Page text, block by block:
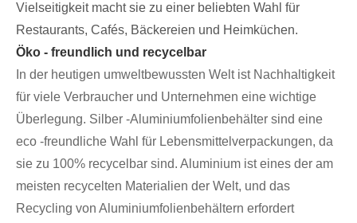
Vielseitigkeit macht sie zu einer beliebten Wahl für
Restaurants, Cafés, Bäckereien und Heimküchen.
Öko - freundlich und recycelbar
In der heutigen umweltbewussten Welt ist Nachhaltigkeit
für viele Verbraucher und Unternehmen eine wichtige
Überlegung. Silber -Aluminiumfolienbehälter sind eine
eco -freundliche Wahl für Lebensmittelverpackungen, da
sie zu 100% recycelbar sind. Aluminium ist eines der am
meisten recycelten Materialien der Welt, und das
Recycling von Aluminiumfolienbehältern erfordert